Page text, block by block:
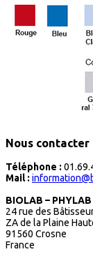
Nous contacter
Téléphone :
Mail :
BIOLAB –
24 rue des
ZA de la Plaine
91560 Crosne
France